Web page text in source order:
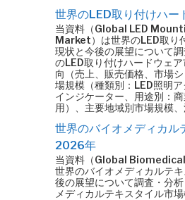
世界のLED取り付けハ
当資料（Global LED
Market）は世界のLED取り
現状と今後の展望について
のLED取り付けハードウェ
向（売上、販売価格、市場
場規模（種類別：LED照明
インジケーター、用途別：
用）、主要地域別市場規模
世界のバイオメディカル
2026年
当資料（Global
世界のバイオメディカルテ
後の展望について調査・分
メディカルテキスタイル市